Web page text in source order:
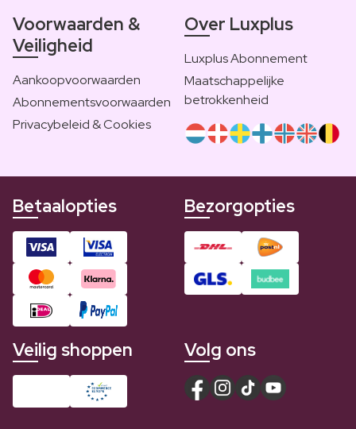
Voorwaarden &
Veiligheid
Aankoopvoorwaarden
Abonnementsvoorwaarden
Privacybeleid & Cookies
Over Luxplus
Luxplus Abonnement
Maatschappelijke
betrokkenheid
Betaalopties Bezorgopties
Veilig shoppen Volg ons